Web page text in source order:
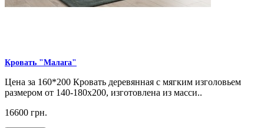
Кровать "Малага"
Цена за 160*200 Кровать деревянная с мягким изголовьем
размером от 140-180х200, изготовлена из масси..
16600 грн.